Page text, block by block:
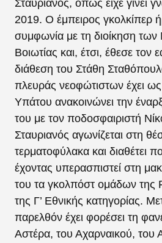
Σταυριανός, όπως είχε γίνει
2019. Ο έμπειρος γκολκίπερ
συμφωνία με τη διοίκηση
Βοιωτίας και, έτσι, έθεσε τον
διάθεση του Στάθη
πλευράς νεοφώτιστων έχει
Υπάτου ανακοινώνει την
του με τον ποδοσφαιριστή
Σταυριανός αγωνίζεται στη
τερματοφύλακα και διαθέτει
έχοντας υπερασπιστεί στη
του τα γκολπόστ ομάδων της
της Γ’ Εθνικής κατηγορίας.
παρελθόν έχει φορέσει τη
Αστέρα, του Αχαρναικού,